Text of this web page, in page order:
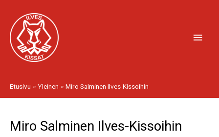
sisältöön
Etusivu Yleinen Miro Salminen Ilves-Kissoihin
Miro Salminen Ilves-Kissoihin
selaus